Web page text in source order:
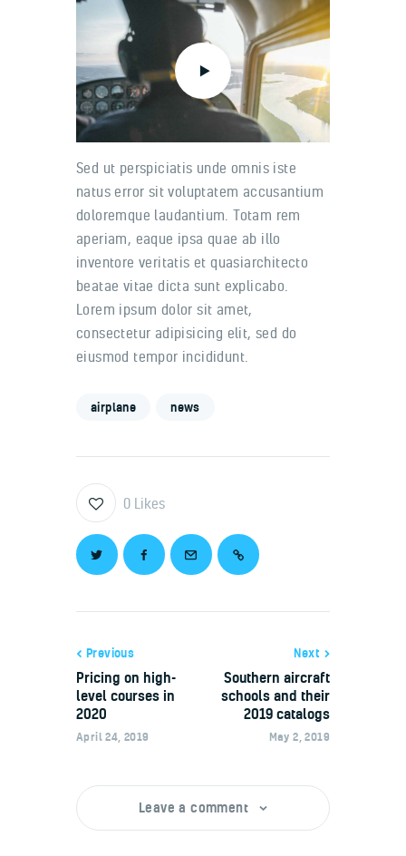
Sed ut perspiciatis unde omnis iste
natus error sit voluptatem accusantium
doloremque laudantium. Totam rem
aperiam, eaque ipsa quae ab illo
inventore veritatis et quasiarchitecto
beatae vitae dicta sunt explicabo.
Lorem ipsum dolor sit amet,
consectetur adipisicing elit, sed do
eiusmod tempor incididunt.
airplane news
0 Likes
Previous
Pricing on high-
level courses in
2020
April 24, 2019
Next
Southern aircraft
schools and their
2019 catalogs
May 2, 2019
Leave a comment